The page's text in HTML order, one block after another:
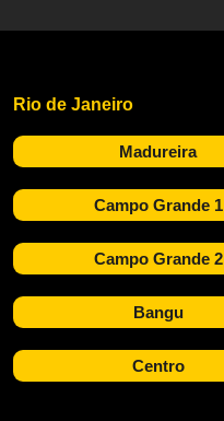
Rio de Janeiro
Madureira
Campo Grande 1
Campo Grande 2
Bangu
Centro